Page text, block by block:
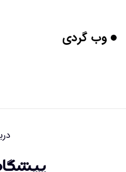
بلندگو سقفی توکار یا روکار؟
وب گردی